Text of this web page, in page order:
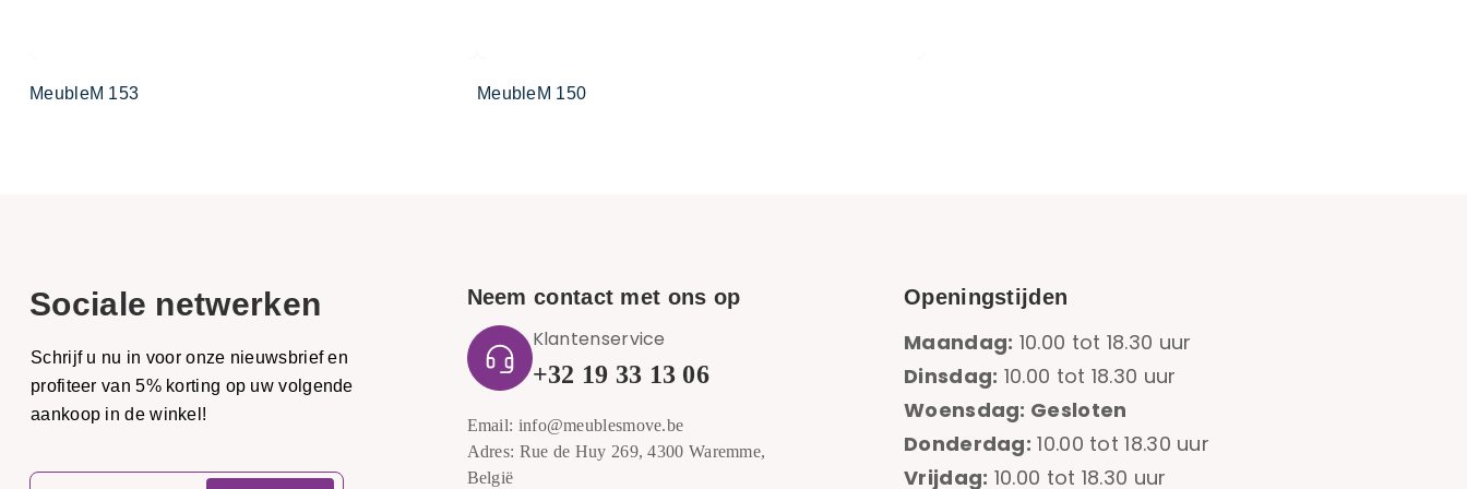
MeubleM 153 MeubleM 150
Sociale netwerken
Schrijf u nu in voor onze nieuwsbrief en
profiteer van 5% korting op uw volgende
aankoop in de winkel!
Neem contact met ons op
Klantenservice
+32 19 33 13 06
Email: info@meublesmove.be
Adres: Rue de Huy 269, 4300 Waremme,
België
Openingstijden
Maandag: 10.00 tot 18.30 uur
Dinsdag: 10.00 tot 18.30 uur
Woensdag: Gesloten
Donderdag: 10.00 tot 18.30 uur
Vrijdag: 10.00 tot 18.30 uur